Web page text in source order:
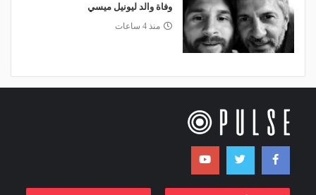
وفاة والد ليونيل ميسي
منذ 4 ساعات